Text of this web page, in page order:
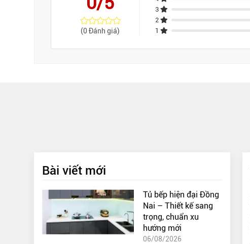
(0 Đánh giá)
3
2
1
Bài viết mới
Tủ bếp hiện đại Đồng
Nai – Thiết kế sang
trọng, chuẩn xu
hướng mới
06/08/2026